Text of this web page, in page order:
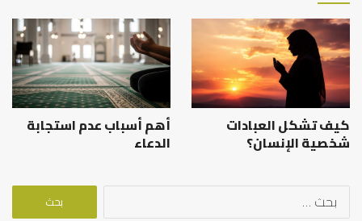
كيف تشكل العبادات
شخصية الإنسان؟
أهم أسباب عدم استجابة
الدعاء
البحث